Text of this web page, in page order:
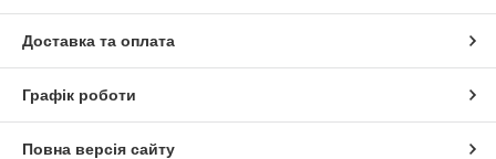
Доставка та оплата
Графік роботи
Повна версія сайту